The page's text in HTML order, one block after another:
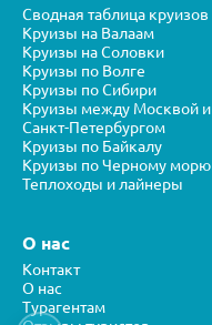
Сводная таблица круизов
Круизы на Валаам
Круизы на Соловки
Круизы по Волге
Круизы по Сибири
Круизы между Москвой и
Санкт-Петербургом
Круизы по Байкалу
Круизы по Черному морю
Теплоходы и лайнеры
О нас
Контакт
О нас
Турагентам